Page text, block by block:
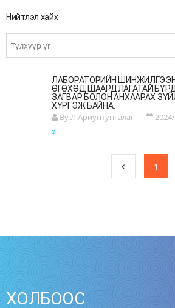
Нийтлэл хайх
ЛАБОРАТОРИЙН
ӨГӨХӨД ШААРДЛАГАТАЙ
ЗАГВАР БОЛОН АНХААРАХ
ХҮРГЭЖ БАЙНА.
By Л.Ариунтунгалаг
1
ХОЛБООС